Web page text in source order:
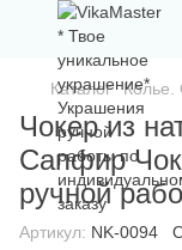
Каталог Колье.
Чокер из
Сапфир
ручной
Артикул: NK-0094